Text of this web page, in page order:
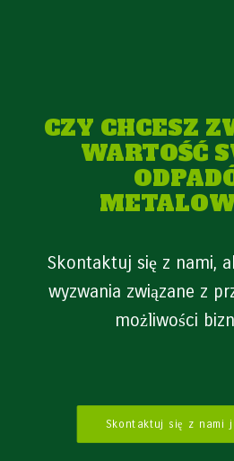
CZY CHCESZ
WARTOŚĆ
Skontaktuj się z nami,
wyzwania związane z
możliwości
Skontaktuj się z nami